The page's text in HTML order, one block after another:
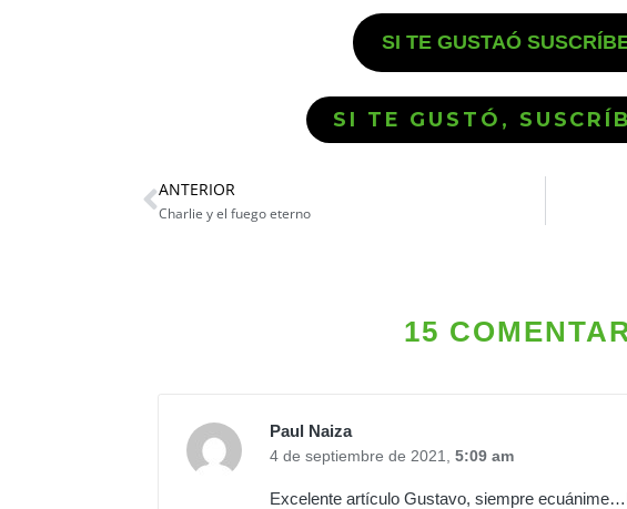
SI TE GUSTAÓ
SI TE GUSTÓ,
ANTERIOR
Charlie y el fuego eterno
15
Paul Naiza
4 de septiembre de 2021, 5:09 am
Excelente artículo Gustavo, siempre